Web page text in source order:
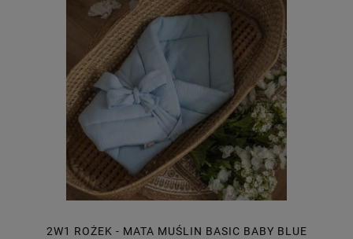
2W1 ROŻEK - MATA MUŚLIN BASIC BABY BLUE